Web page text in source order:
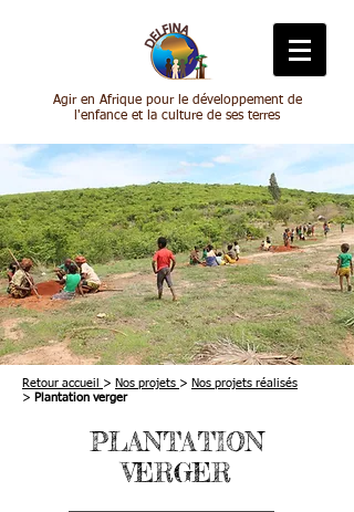
Agir en Afrique pour le développement de
l'enfance et la culture de ses terres
Retour accueil > Nos projets > Nos projets réalisés
> Plantation verger
PLANTATION
VERGER